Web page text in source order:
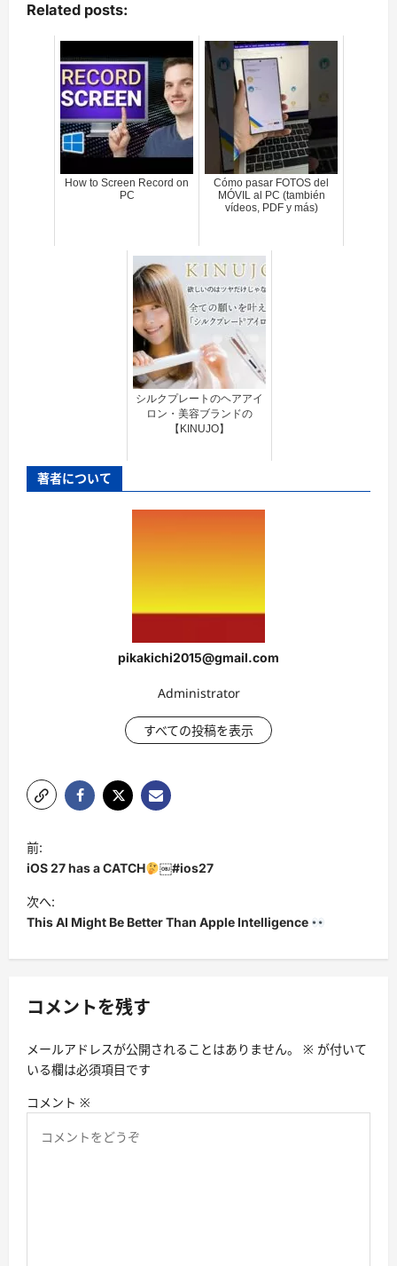
Related posts:
How to Screen Record on
PC
Cómo pasar FOTOS del
MÓVIL al PC (también
vídeos, PDF y más)
シルクプレートのヘアアイ
ロン・美容ブランドの
【KINUJO】
著者について
pikakichi2015@gmail.com
Administrator
すべての投稿を表示
投
稿
ナ
ビ
シ
ン
前:
iOS 27 has a CATCH
￼#ios27
次へ:
This AI Might Be Better Than Apple Intelligence
コメントを残す
メールアドレスが公開されることはありません。 ※ が付いて
いる欄は必須項目です
コメント ※